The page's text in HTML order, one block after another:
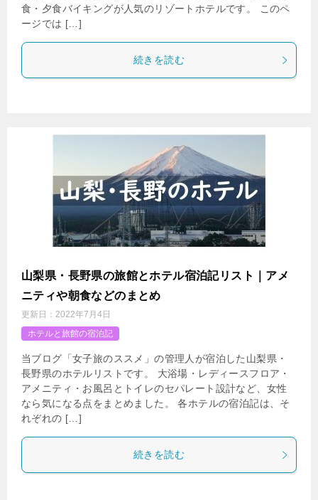
食・夕食バイキングが人気のリゾートホテルです。 このペ
ージでは […]
続きを読む
山梨県・長野県の旅館とホテル宿泊記リスト｜アメ
ニティや朝食などのまとめ
更新日： 2022年7月4日
ホテルと旅館の宿泊記
当ブログ「女子旅のススメ」の管理人が宿泊した山梨県・
長野県のホテルリストです。 大浴場・レディースフロア・
アメニティ・お風呂とトイレのセパレート設計など、女性
なら気になる点をまとめました。 各ホテルの宿泊記は、そ
れぞれの […]
続きを読む